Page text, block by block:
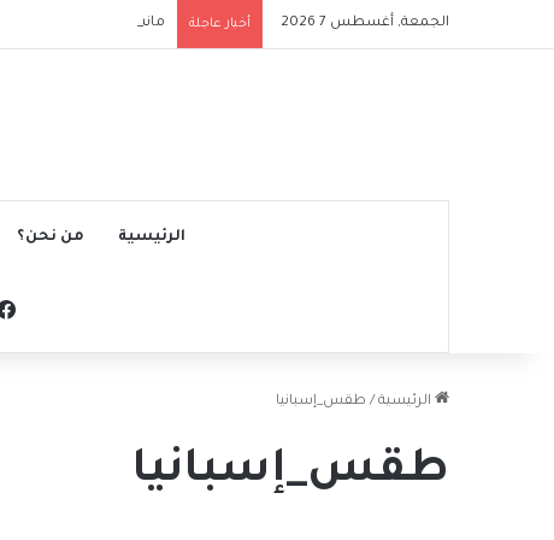
الجمعة, أغسطس 7 2026 أخبار عاجلة مانشستر سيتي يتجاوز
الرئيسية من نحن؟
الرئيسية / طقس_إسبانيا
طقس_إسبانيا